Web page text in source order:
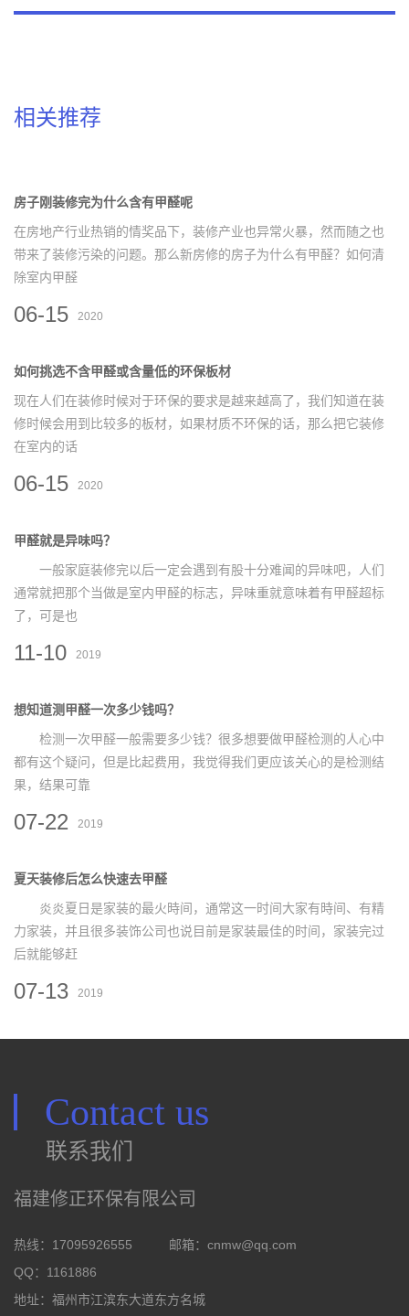
相关推荐
房子刚装修完为什么含有甲醛呢
在房地产行业热销的情奖品下，装修产业也异常火暴，然而随之也
带来了装修污染的问题。那么新房修的房子为什么有甲醛？如何清
除室内甲醛
06-15 2020
如何挑选不含甲醛或含量低的环保板材
现在人们在装修时候对于环保的要求是越来越高了，我们知道在装
修时候会用到比较多的板材，如果材质不环保的话，那么把它装修
在室内的话
06-15 2020
甲醛就是异味吗？
一般家庭装修完以后一定会遇到有股十分难闻的异味吧，人们
通常就把那个当做是室内甲醛的标志，异味重就意味着有甲醛超标
了，可是也
11-10 2019
想知道测甲醛一次多少钱吗？
检测一次甲醛一般需要多少钱？很多想要做甲醛检测的人心中
都有这个疑问，但是比起费用，我觉得我们更应该关心的是检测结
果，结果可靠
07-22 2019
夏天装修后怎么快速去甲醛
炎炎夏日是家装的最火時间，通常这一时间大家有時间、有精
力家装，并且很多装饰公司也说目前是家装最佳的时间，家装完过
后就能够赶
07-13 2019
Contact us
联系我们
福建修正环保有限公司
热线：17095926555 邮箱： cnmw@qq.com
QQ：1161886
地址：福州市江滨东大道东方名城